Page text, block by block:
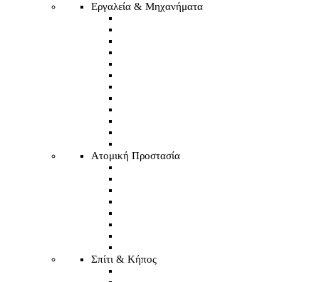
Εργαλεία & Μηχανήματα
Ατομική Προστασία
Σπίτι & Κήπος